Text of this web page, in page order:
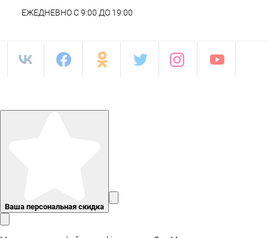
ЕЖЕДНЕВНО С 9:00 ДО 19:00
Ваша персональная скидка